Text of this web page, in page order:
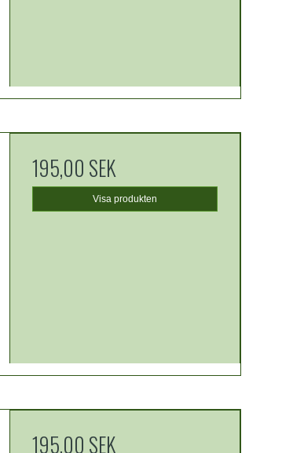
195,00 SEK
Visa produkten
195,00 SEK